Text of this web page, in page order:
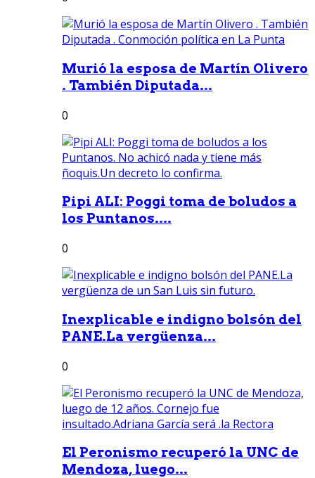
Murió la esposa de Martín Olivero
. También Diputada...
0
Pipi ALI: Poggi toma de boludos a
los Puntanos....
0
Inexplicable e indigno bolsón del
PANE.La vergüenza...
0
El Peronismo recuperó la UNC de
Mendoza, luego...